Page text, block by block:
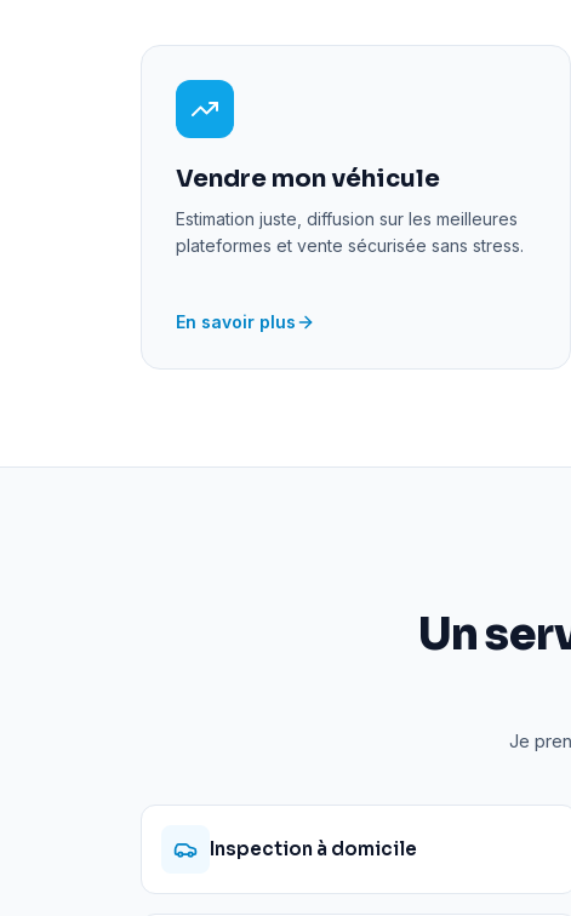
Vendre mon véhicule
Estimation juste, diffusion sur les meilleures
plateformes et vente sécurisée sans stress.
En savoir plus
Un
Je
Inspection à domicile